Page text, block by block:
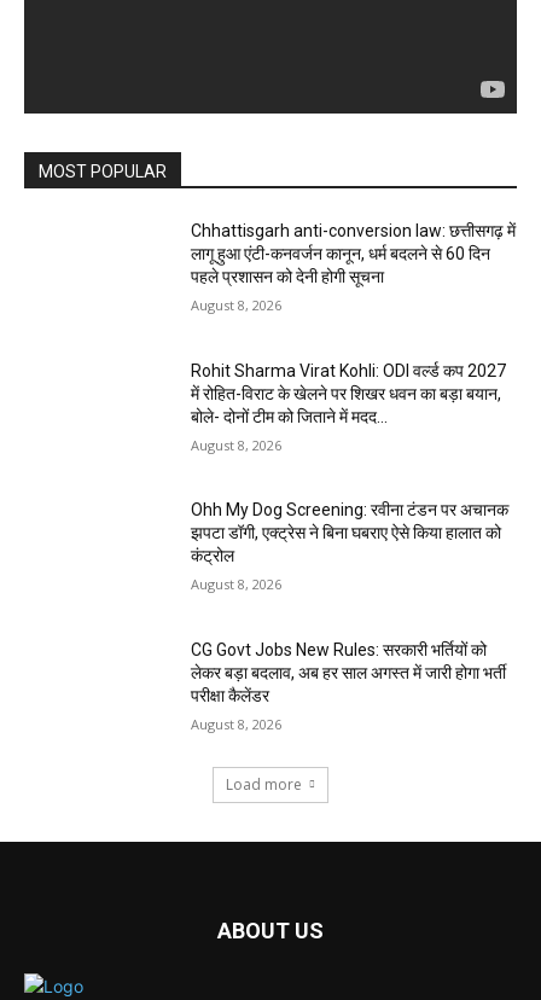
MOST POPULAR
Chhattisgarh anti-conversion law: छत्तीसगढ़ में
लागू हुआ एंटी-कनवर्जन कानून, धर्म बदलने से 60 दिन
पहले प्रशासन को देनी होगी सूचना
August 8, 2026
Rohit Sharma Virat Kohli: ODI वर्ल्ड कप 2027
में रोहित-विराट के खेलने पर शिखर धवन का बड़ा बयान,
बोले- दोनों टीम को जिताने में मदद...
August 8, 2026
Ohh My Dog Screening: रवीना टंडन पर अचानक
झपटा डॉगी, एक्ट्रेस ने बिना घबराए ऐसे किया हालात को
कंट्रोल
August 8, 2026
CG Govt Jobs New Rules: सरकारी भर्तियों को
लेकर बड़ा बदलाव, अब हर साल अगस्त में जारी होगा भर्ती
परीक्षा कैलेंडर
August 8, 2026
Load more
ABOUT US